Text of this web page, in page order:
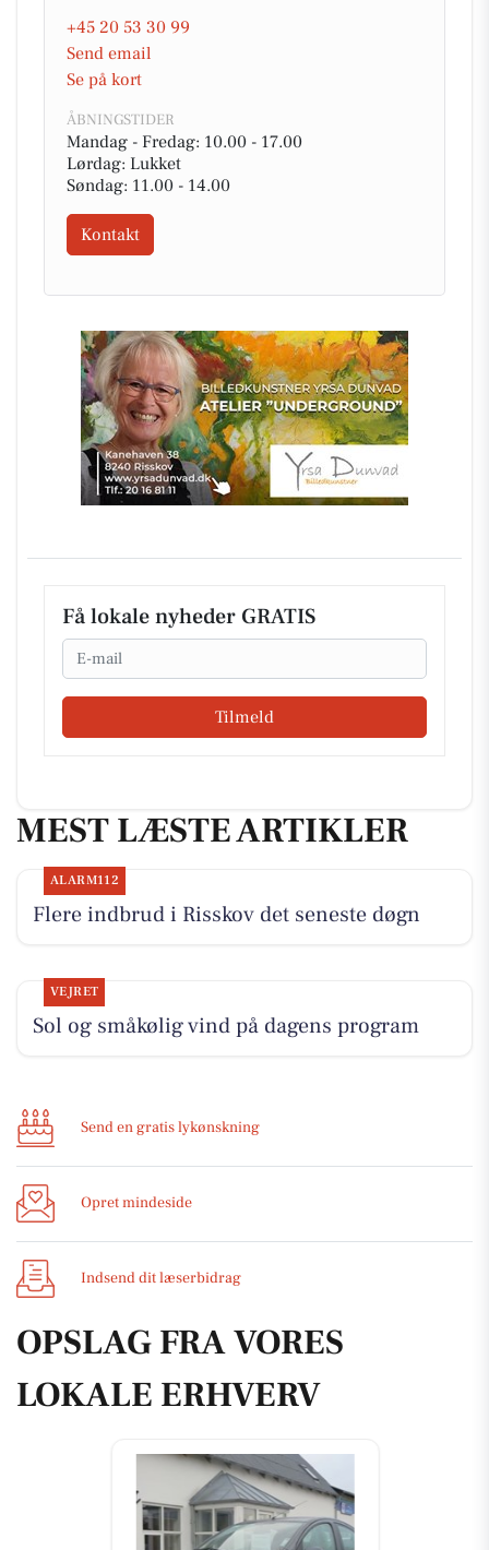
+45 20 53 30 99
Send email
Se på kort
ÅBNINGSTIDER
Mandag - Fredag: 10.00 - 17.00
Lørdag: Lukket
Søndag: 11.00 - 14.00
Kontakt
Få lokale nyheder GRATIS
Email
Tilmeld
MEST LÆSTE ARTIKLER
ALARM112
Flere indbrud i Risskov det seneste døgn
VEJRET
Sol og småkølig vind på dagens program
Send en gratis lykønskning
Opret mindeside
Indsend dit læserbidrag
OPSLAG FRA VORES
LOKALE ERHVERV